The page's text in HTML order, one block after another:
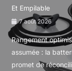
Et Empilable
7 août 2026
Rangement
assumée : la
promet de